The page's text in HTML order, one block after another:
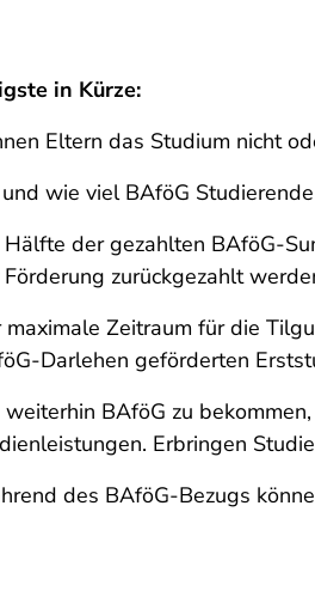
in Kürze:
Eltern das Studium nicht
wie viel BAföG
Hälfte der gezahlten BAföG-
zurückgezahlt
maximale Zeitraum für die
Darlehen geförderten
weiterhin BAföG zu
Erbringen
des BAföG-Bezugs